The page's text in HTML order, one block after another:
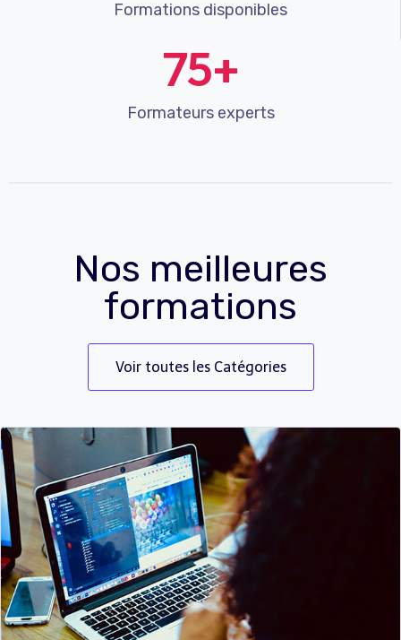
Formations disponibles
75+
Formateurs experts
Nos meilleures
formations
Voir toutes les Catégories